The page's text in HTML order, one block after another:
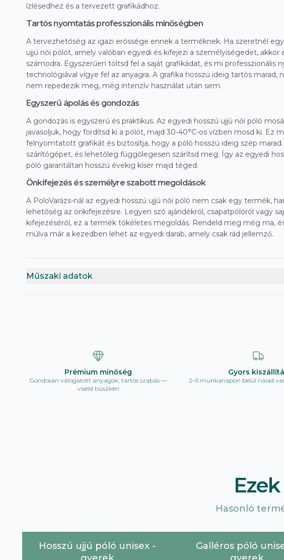
ízlésedhez és a tervezett grafikádhoz.
Tartós nyomtatás professzionális minőségben
A tervezhetőség az igazi erőssége ennek a terméknek. Ha szeretnél
ujjú női pólót, amely valóban egyedi és kifejezi a személyiségedet, akkor
számodra. Egyszerűen töltsd fel a saját grafikádat, és mi professzionális
technológiával vigye fel az anyagra. A grafika hosszú ideig tartós marad,
nem repedezik meg, még intenzív használat után sem.
Egyszerű ápolás és gondozás
A gondozás is egyszerű és praktikus. Az egyedi hosszú ujjú női póló
javasoljuk, hogy fordítsd ki a pólót, majd 30-40°C-os vízben mosd ki. Ez
felnyomtatott grafikát és biztosítja, hogy a póló hosszú ideig szép marad.
szárítógépet, és lehetőleg függőlegesen szárítsd meg. Így az egyedi
póló garantáltan hosszú évekig kísér majd téged.
Önkifejezés és személyre szabott megoldások
A PoloVarázs-nál az egyedi hosszú ujjú női póló nem csak egy termék,
lehetőség az önkifejezésre. Legyen szó ajándékról, csapatpólóról vagy
kifejezéséről, ez a termék tökéletes megoldás. Rendeld meg még ma,
múlva már a kezedben lehet az egyedi darab, amely csak rád jellemző.
Műszaki adatok
Prémium minőség
Gondosan válogatott anyagok, tartós szabás —
viseld büszkén
Gyors
2–5 munkanapon belül nálad
Hasonló
Hosszú ujjú póló unisex -
Galléros póló